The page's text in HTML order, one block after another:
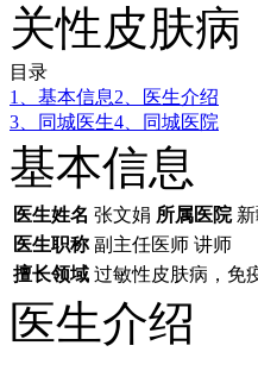
关性皮肤
目录
1、基本信息2、医生介绍
3、同城医生4、同城医院
基本信息
医生姓名 张文娟 所属医院
医生职称 副主任医师 讲师
擅长领域 过敏性皮肤病，免
医生介绍